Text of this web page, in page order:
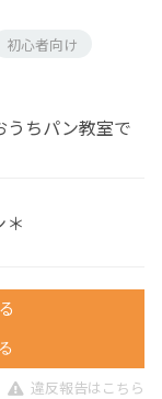
初心者向け
ちパン教室で
違反報告はこちら